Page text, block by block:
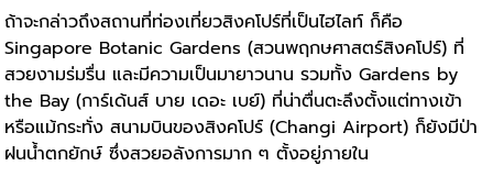
ถ้าจะกล่าวถึงสถานที่ท่องเที่ยวสิงคโปร์ที่เป็นไฮไลท์ ก็คือ
Singapore Botanic Gardens (สวนพฤกษศาสตร์สิงคโปร์) ที่
สวยงามร่มรื่น และมีความเป็นมายาวนาน รวมทั้ง Gardens by
the Bay (การ์เด้นส์ บาย เดอะ เบย์) ที่น่าตื่นตะลึงตั้งแต่ทางเข้า
หรือแม้กระทั่ง สนามบินของสิงคโปร์ (Changi Airport) ก็ยังมีป่า
ฝนน้ำตกยักษ์ ซึ่งสวยอลังการมาก ๆ ตั้งอยู่ภายใน